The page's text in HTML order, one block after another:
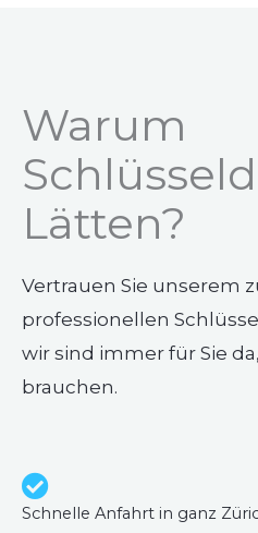
Warum
Lätten?
Vertrauen Sie unserem
professionellen
wir sind immer für Sie
brauchen.
Schnelle Anfahrt in ganz